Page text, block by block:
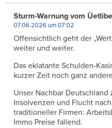
Sturm-Warnung vom
07.06.2026 um 07:02
Offensichtlich geht der
weiter und weiter.
Das eklatante Schulden-
kurzer Zeit noch ganz
Unser Nachbar
Insolvenzen und Flucht
traditioneller Firmen:
Immo Preise fallend.